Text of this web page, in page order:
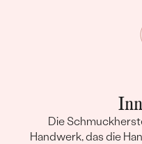
Die
Handwerk, das die